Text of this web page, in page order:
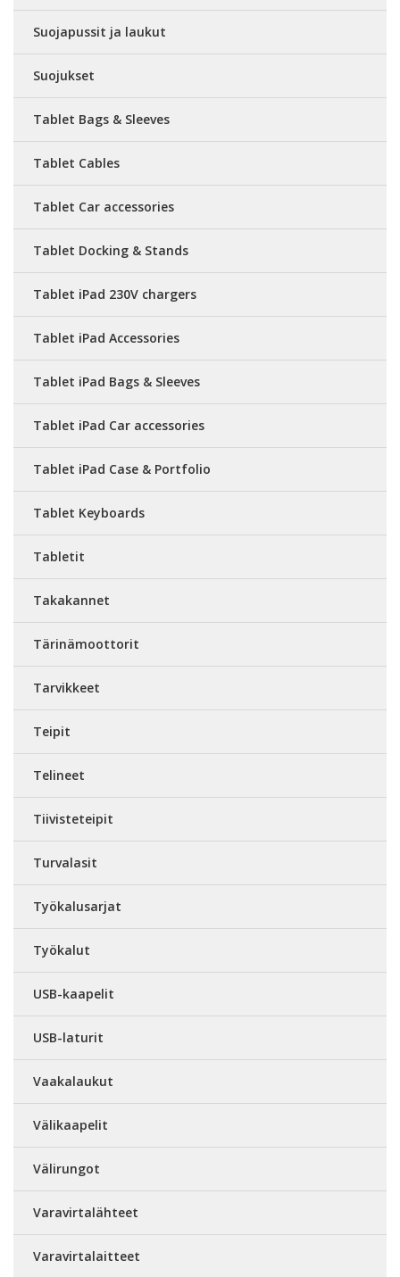
Suojapussit ja laukut
Suojukset
Tablet Bags & Sleeves
Tablet Cables
Tablet Car accessories
Tablet Docking & Stands
Tablet iPad 230V chargers
Tablet iPad Accessories
Tablet iPad Bags & Sleeves
Tablet iPad Car accessories
Tablet iPad Case & Portfolio
Tablet Keyboards
Tabletit
Takakannet
Tärinämoottorit
Tarvikkeet
Teipit
Telineet
Tiivisteteipit
Turvalasit
Työkalusarjat
Työkalut
USB-kaapelit
USB-laturit
Vaakalaukut
Välikaapelit
Välirungot
Varavirtalähteet
Varavirtalaitteet